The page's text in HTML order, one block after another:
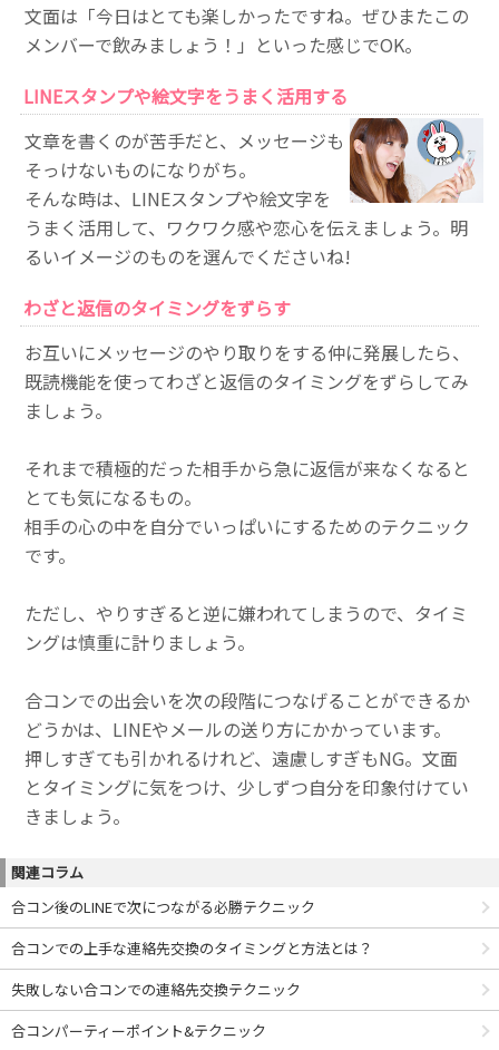
文面は「今日はとても楽しかったですね。ぜひまたこの
メンバーで飲みましょう！」といった感じでOK。
LINEスタンプや絵文字をうまく活用する
文章を書くのが苦手だと、メッセージも
そっけないものになりがち。
そんな時は、LINEスタンプや絵文字を
うまく活用して、ワクワク感や恋心を伝えましょう。明
るいイメージのものを選んでくださいね!
わざと返信のタイミングをずらす
お互いにメッセージのやり取りをする仲に発展したら、
既読機能を使ってわざと返信のタイミングをずらしてみ
ましょう。
それまで積極的だった相手から急に返信が来なくなると
とても気になるもの。
相手の心の中を自分でいっぱいにするためのテクニック
です。
ただし、やりすぎると逆に嫌われてしまうので、タイミ
ングは慎重に計りましょう。
合コンでの出会いを次の段階につなげることができるか
どうかは、LINEやメールの送り方にかかっています。
押しすぎても引かれるけれど、遠慮しすぎもNG。文面
とタイミングに気をつけ、少しずつ自分を印象付けてい
きましょう。
関連コラム
合コン後のLINEで次につながる必勝テクニック
合コンでの上手な連絡先交換のタイミングと方法とは？
失敗しない合コンでの連絡先交換テクニック
合コンパーティーポイント&テクニック